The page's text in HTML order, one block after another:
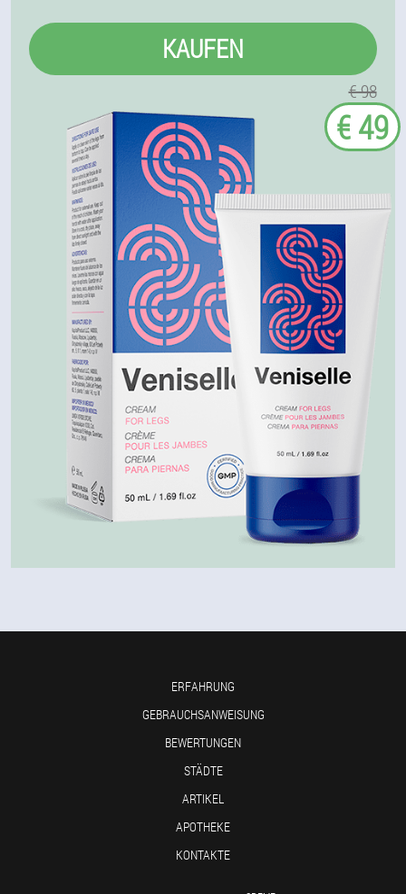
KAUFEN
€ 98
€ 49
ERFAHRUNG
GEBRAUCHSANWEISUNG
BEWERTUNGEN
STÄDTE
ARTIKEL
APOTHEKE
KONTAKTE